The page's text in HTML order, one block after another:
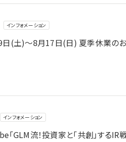
インフォメーション
(土)～8月17日(日) 夏季休業の
インフォメーション
GLM流！投資家と「共創」するIR